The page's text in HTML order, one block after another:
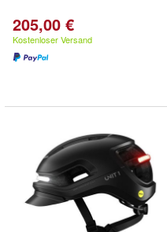
205,00 €
Kostenloser Versand